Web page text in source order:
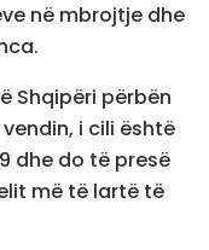
në mbrojtje dhe
Shqipëri përbën
i cili është
dhe do të presë
më të lartë të